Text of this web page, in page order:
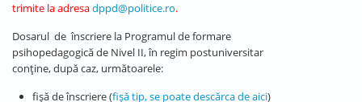
trimite la adresadppd@politice.ro.
Dosarul de înscriere la Programul de formare
psihopedagogică de Nivel II, în regim postuniversitar
conține, după caz, următoarele:
fișă de înscriere (fișă tip, se poate descărca de aici)